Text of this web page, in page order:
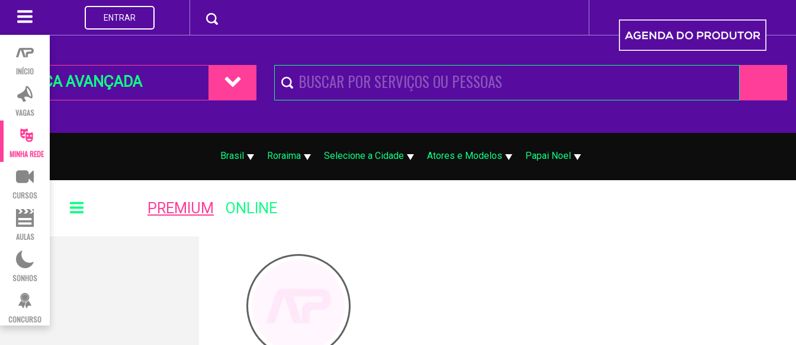
INÍCIO
VAGAS
MINHA REDE
CURSOS
AULAS
SONHOS
CONCURSO
ENTRAR
BUSCA AVANÇADA
Brasil Roraima Selecione a Cidade Atores e Modelos Papai Noel
PREMIUM ONLINE